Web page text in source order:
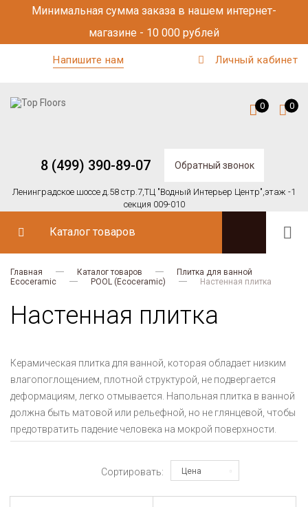
Минимальная сумма заказа в нашем интернет-
магазине - 10 000 рублей
Напишите нам Личный кабинет
8 (499) 390-89-07 Обратный звонок
Ленинградское шоссе д.58 стр.7,ТЦ "Водный Интерьер Центр",этаж -1
секция 009-010
0 0
Каталог товаров
Главная Каталог товаров
Плитка для ванной
Ecoceramic
POOL (Ecoceramic) Настенная плитка
Настенная плитка
Керамическая плитка для ванной, которая обладает низким
влагопоглощением, плотной структурой, не подвергается
деформациям, легко отмывается. Напольная плитка в ванной
должна быть матовой или рельефной, но не глянцевой, чтобы
предотвратить падение человека на мокрой поверхности.
Сортировать: Цена